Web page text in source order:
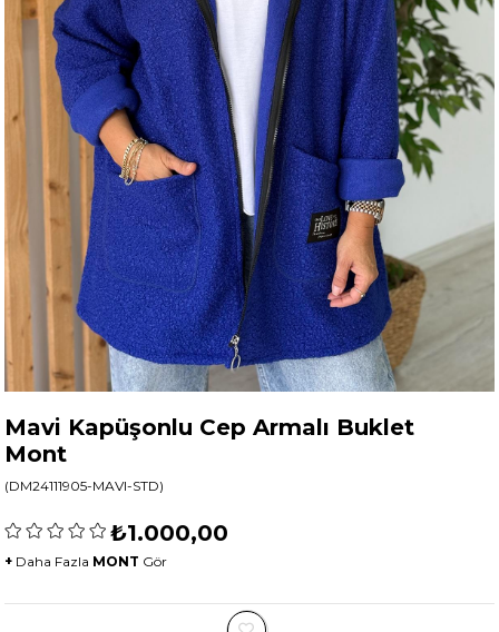
Mavi Kapüşonlu Cep Armalı Buklet
Mont
(DM24111905-MAVI-STD)
₺1.000,00
+ Daha Fazla MONT Gör